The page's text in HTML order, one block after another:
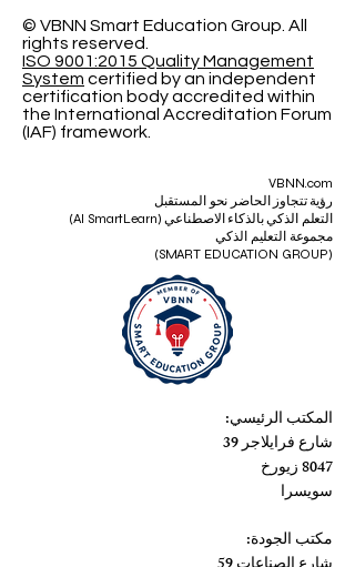
© VBNN Smart Education Group. All
rights reserved.
ISO 9001:2015 Quality Management
System certified by an independent
certification body accredited within
the International Accreditation Forum
(IAF) framework.
VBNN.com
رؤية تتجاوز الحاضر نحو المستقبل
التعلم الذكي بالذكاء الاصطناعي (AI SmartLearn)
مجموعة التعليم الذكي
(SMART EDUCATION GROUP)
المكتب الرئيسي:
شارع فرايلاجر 39
8047 زيورخ
سويسرا
مكتب الجودة: